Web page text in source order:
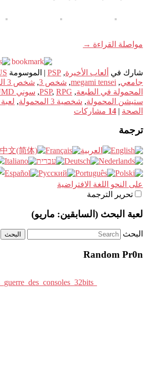
مواصلة القراءة →
شارك في ألعاب الأخيرة,
PSP
| الموسومة
جامعي,
megami tensei
, شخص 3 , شخص 3 المحمول
المحمولة في الطبعة,
PSP, RPG
, سوني PSP
ستيشن المحمولة, شخصية 3 المحمولة , لعبة
الصحة |
14 مشاركات
ترجمة
على النحو اللغة الافتراضية
تحرير الترجمة
لعبة البحث (السابقين: ماريو)
البحث
Random Pr0n